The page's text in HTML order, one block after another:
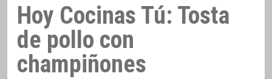
Hoy Cocinas Tú: Tosta
de pollo con
champiñones